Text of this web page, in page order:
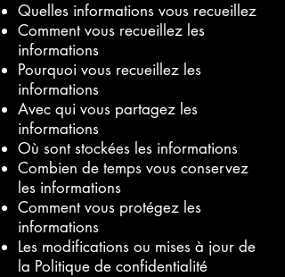
Quelles informations vous recueillez
Comment vous recueillez les
informations
Pourquoi vous recueillez les
informations
Avec qui vous partagez les
informations
Où sont stockées les informations
Combien de temps vous conservez
les informations
Comment vous protégez les
informations
Les modifications ou mises à jour de
la Politique de confidentialité